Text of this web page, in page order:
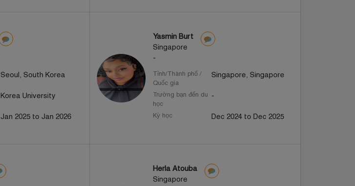
Seoul, South Korea
Korea University
Jan 2025 to Jan 2026
Yasmin Burt
Singapore
-
Tỉnh/Thành phố /
Quốc gia
Singapore, Singapore
Trường bạn đến du
học
-
Kỳ học Dec 2024 to Dec 2025
Herla Atouba
Singapore